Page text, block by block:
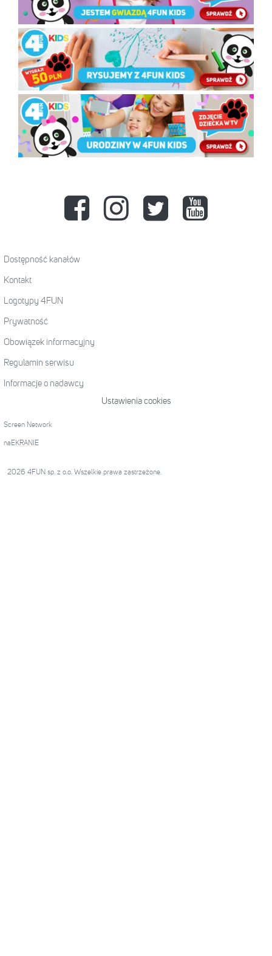
Dostępność kanałów
Kontakt
Logotypy 4FUN
Prywatność
Obowiązek informacyjny
Regulamin serwisu
Informacje o nadawcy
Ustawienia cookies
Screen Network
naEKRANIE
2026 4FUN sp. z o.o. Wszelkie prawa zastrzeżone.